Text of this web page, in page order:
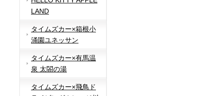
LAND
タイムズカー×箱根小
涌園ユネッサン
タイムズカー×有馬温
泉 太閤の湯
タイムズカー×飛鳥ド